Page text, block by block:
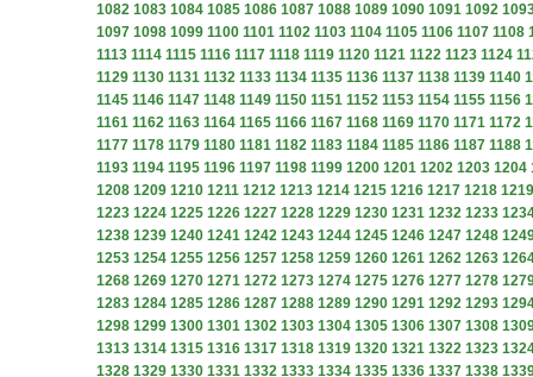
1082 1083 1084 1085 1086 1087 1088 1089 1090 1091 1092
1097 1098 1099 1100 1101 1102 1103 1104 1105 1106 1107 1108
1113 1114 1115 1116 1117 1118 1119 1120 1121 1122 1123 1124
1129 1130 1131 1132 1133 1134 1135 1136 1137 1138 1139 1140
1145 1146 1147 1148 1149 1150 1151 1152 1153 1154 1155 1156
1161 1162 1163 1164 1165 1166 1167 1168 1169 1170 1171 1172
1177 1178 1179 1180 1181 1182 1183 1184 1185 1186 1187 1188
1193 1194 1195 1196 1197 1198 1199 1200 1201 1202 1203 1204
1208 1209 1210 1211 1212 1213 1214 1215 1216 1217 1218 1219
1223 1224 1225 1226 1227 1228 1229 1230 1231 1232 1233
1238 1239 1240 1241 1242 1243 1244 1245 1246 1247 1248
1253 1254 1255 1256 1257 1258 1259 1260 1261 1262 1263
1268 1269 1270 1271 1272 1273 1274 1275 1276 1277 1278
1283 1284 1285 1286 1287 1288 1289 1290 1291 1292 1293
1298 1299 1300 1301 1302 1303 1304 1305 1306 1307 1308
1313 1314 1315 1316 1317 1318 1319 1320 1321 1322 1323
1328 1329 1330 1331 1332 1333 1334 1335 1336 1337 1338